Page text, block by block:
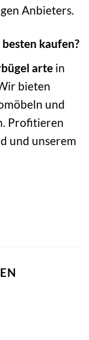
Anbieters.
kaufen?
arte in
bieten
und
Profitieren
und unserem